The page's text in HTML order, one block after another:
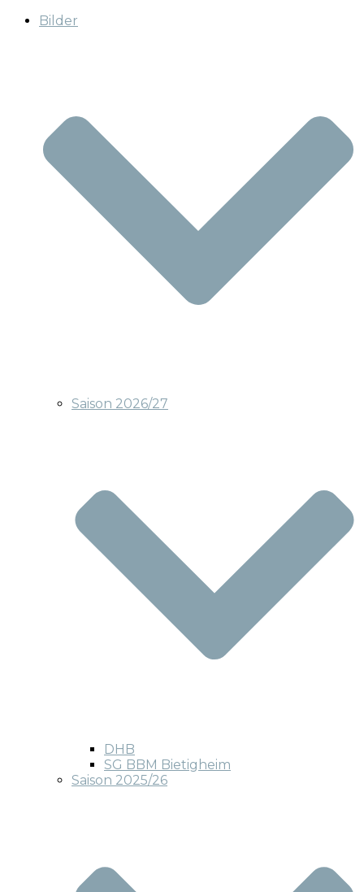
Bilder
Saison 2026/27
DHB
SG BBM Bietigheim
Saison 2025/26